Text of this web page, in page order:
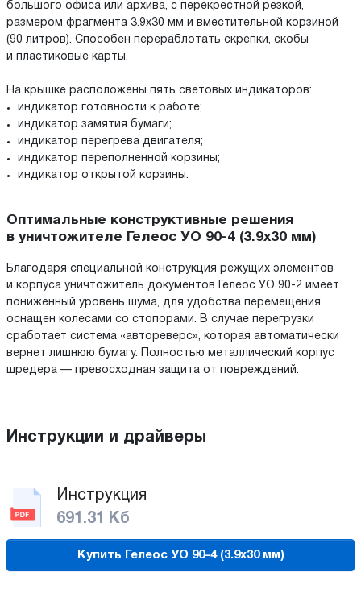
большого офиса или архива, с перекрестной резкой,
размером фрагмента 3.9х30 мм и вместительной корзиной
(90 литров). Способен перераблотать скрепки, скобы
и пластиковые карты.
На крышке расположены пять световых индикаторов:
индикатор готовности к работе;
индикатор замятия бумаги;
индикатор перегрева двигателя;
индикатор переполненной корзины;
индикатор открытой корзины.
Оптимальные конструктивные решения
в уничтожителе Гелеос УО 90-4 (3.9х30 мм)
Благодаря специальной конструкция режущих элементов
и корпуса уничтожитель документов Гелеос УО 90-2 имеет
пониженный уровень шума, для удобства перемещения
оснащен колесами со стопорами. В случае перегрузки
сработает система «автореверс», которая автоматически
вернет лишнюю бумагу. Полностью металлический корпус
шредера — превосходная защита от повреждений.
Инструкции и драйверы
Инструкция
691.31 Кб
Купить Гелеос УО 90-4 (3.9х30 мм)